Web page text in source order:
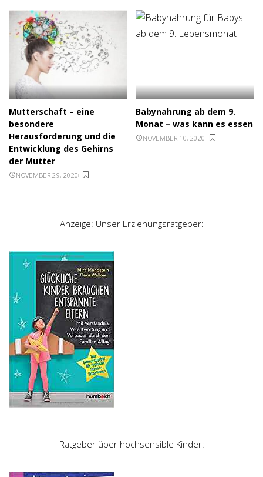
Mutterschaft – eine
besondere
Herausforderung und die
Entwicklung des Gehirns
der Mutter
NOVEMBER 29, 2020
Babynahrung ab dem 9.
Monat – was kann es essen
NOVEMBER 10, 2020
Anzeige: Unser Erziehungsratgeber:
Ratgeber über hochsensible Kinder: